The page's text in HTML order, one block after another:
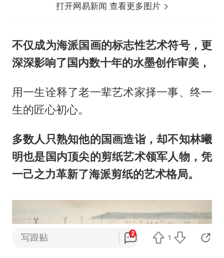
打开网易新闻 查看更多图片
不仅成为海派国画的标志性艺术符号，更
深深影响了国内数十年的水墨创作审美，
用一生诠释了老一辈艺术家择一事、终一
生的匠心初心。
多数人只熟知他的国画造诣，却不知林曦
明也是国内顶尖的剪纸艺术领军人物，凭
一己之力革新了海派剪纸的艺术格局。
写跟贴 2
1